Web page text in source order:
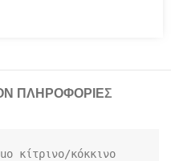
ΠΛΗΡΟΦΟΡΊΕΣ
κίτρινο/κόκκινο